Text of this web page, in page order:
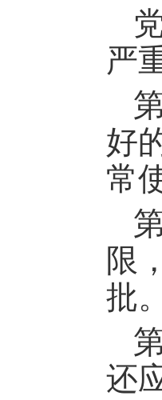
严
好
常
限
批
还